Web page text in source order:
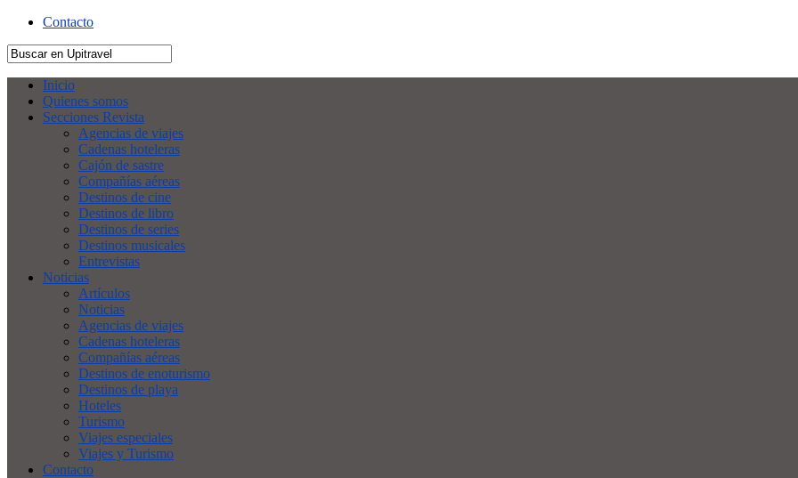
Contacto
Inicio
Quienes somos
Secciones Revista
Agencias de viajes
Cadenas hoteleras
Cajón de sastre
Compañías aéreas
Destinos de cine
Destinos de libro
Destinos de series
Destinos musicales
Entrevistas
Noticias
Artículos
Noticias
Agencias de viajes
Cadenas hoteleras
Compañías aéreas
Destinos de enoturismo
Destinos de playa
Hoteles
Turismo
Viajes especiales
Viajes y Turismo
Contacto